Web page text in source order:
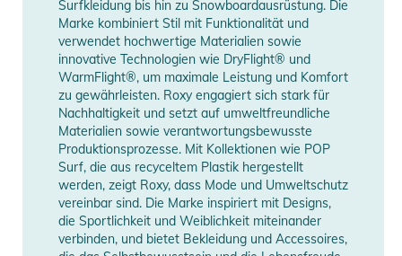
- Limitierter Print auf Rücken & Ärmel
- Normale Passform mit stylischem Rundhals
- Gekrempelte Ärmel mit Kreuzstich-Detail
- Geschwungener Saum für lässigen Look
- Atmungsaktiver Jersey-Stoff (60 % Baumwolle / 40 %
Polyester, 175 g/m²)
Produktinformationen und
Sicherheitshinweise
Gebrauchsanweisungen, Sicherheitshinweise und Warnungen
finden Sie direkt am Produkt.
Information
anzeigen
Surfkleidung bis hin zu Snowboardausrüstung. Die
Marke kombiniert Stil mit Funktionalität und
verwendet hochwertige Materialien sowie
innovative Technologien wie DryFlight® und
WarmFlight®, um maximale Leistung und Komfort
zu gewährleisten. Roxy engagiert sich stark für
Nachhaltigkeit und setzt auf umweltfreundliche
Materialien sowie verantwortungsbewusste
Produktionsprozesse. Mit Kollektionen wie POP
Surf, die aus recyceltem Plastik hergestellt
werden, zeigt Roxy, dass Mode und Umweltschutz
vereinbar sind. Die Marke inspiriert mit Designs,
die Sportlichkeit und Weiblichkeit miteinander
verbinden, und bietet Bekleidung und Accessoires,